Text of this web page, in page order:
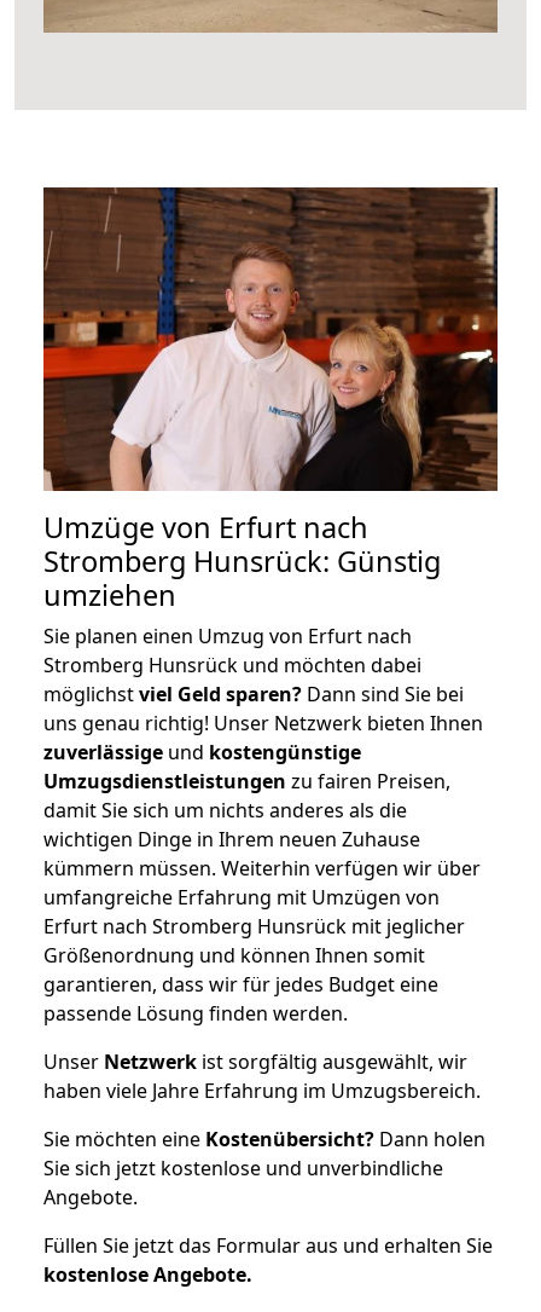
Umzüge von Erfurt nach
Stromberg Hunsrück: Günstig
umziehen
Sie planen einen Umzug von Erfurt nach
Stromberg Hunsrück und möchten dabei
möglichstviel Geld sparen? Dann sind Sie bei
uns genau richtig! Unser Netzwerk bieten Ihnen
zuverlässige und kostengünstige
Umzugsdienstleistungen zu fairen Preisen,
damit Sie sich um nichts anderes als die
wichtigen Dinge in Ihrem neuen Zuhause
kümmern müssen. Weiterhin verfügen wir über
umfangreiche Erfahrung mit Umzügen von
Erfurt nach Stromberg Hunsrück mit jeglicher
Größenordnung und können Ihnen somit
garantieren, dass wir für jedes Budget eine
passende Lösung finden werden.
Unser Netzwerk ist sorgfältig ausgewählt, wir
haben viele Jahre Erfahrung im Umzugsbereich.
Sie möchten eine Kostenübersicht? Dann holen
Sie sich jetzt kostenlose und unverbindliche
Angebote.
Füllen Sie jetzt das Formular aus und erhalten Sie
kostenloseAngebote.